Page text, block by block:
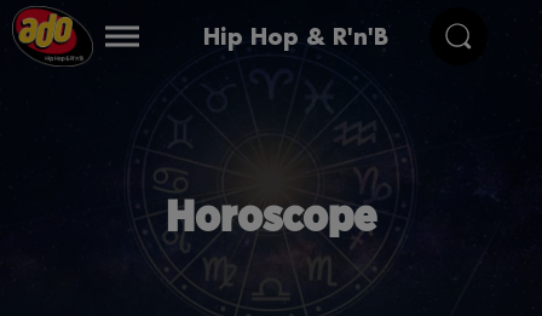
Hip Hop & R'n'B
Horoscope